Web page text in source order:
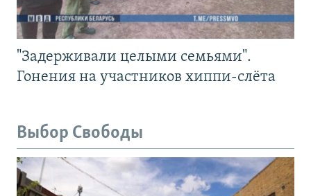
"Задерживали целыми семьями".
Гонения на участников хиппи-слёта
Выбор Свободы